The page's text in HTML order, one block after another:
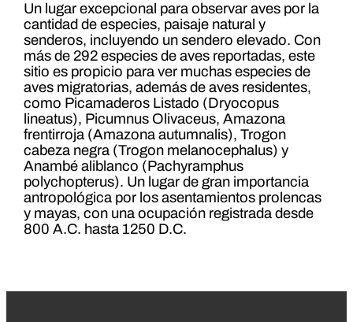
Un lugar excepcional para observar aves por la
cantidad de especies, paisaje natural y
senderos, incluyendo un sendero elevado. Con
más de 292 especies de aves reportadas, este
sitio es propicio para ver muchas especies de
aves migratorias, además de aves residentes,
como Picamaderos Listado (Dryocopus
lineatus), Picumnus Olivaceus, Amazona
frentirroja (Amazona autumnalis), Trogon
cabeza negra (Trogon melanocephalus) y
Anambé aliblanco (Pachyramphus
polychopterus). Un lugar de gran importancia
antropológica por los asentamientos prolencas
y mayas, con una ocupación registrada desde
800 A.C. hasta 1250 D.C.